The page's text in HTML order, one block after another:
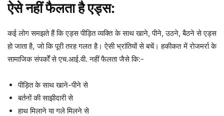
ऐसे नहीं फैलता है एड्स:
कई लोग समझते हैं कि एड्स पीड़ित व्यक्ति के साथ खाने, पीने, उठने, बैठने से एड्स
हो जाता है, जो कि पूरी तरह गलत है। ऐसी भ्रांतियों से बचें। हकीकत में रोजमर्रा के
सामाजिक संपर्कों से एच.आई.वी. नहीं फैलता जैसे कि:-
पीड़ित के साथ खाने-पीने से
बर्तनों की साझीदारी से
हाथ मिलाने या गले मिलने से